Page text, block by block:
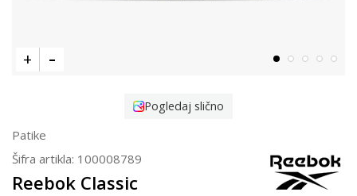
Pogledaj slično
Patike
Šifra artikla: 100008789
Reebok Classic